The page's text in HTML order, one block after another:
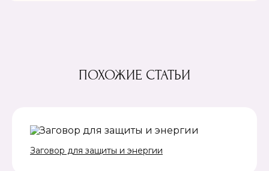
ПОХОЖИЕ СТАТЬИ
Заговор для защиты и энергии